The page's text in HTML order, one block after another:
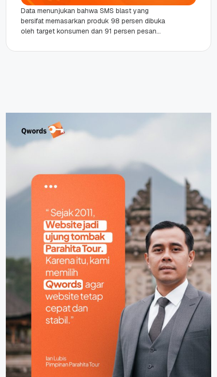
Data menunjukan bahwa SMS blast yang
bersifat memasarkan produk 98 persen dibuka
oleh target konsumen dan 91 persen pesan